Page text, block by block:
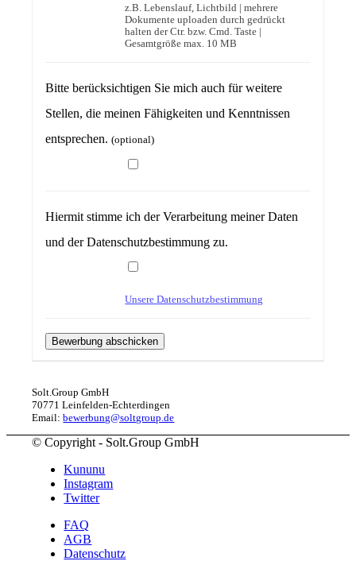
z.B. Lebenslauf, Lichtbild | mehrere
Dokumente uploaden durch gedrückt
halten der Ctr. bzw. Cmd. Taste |
Gesamtgröße max. 10 MB
Bitte berücksichtigen Sie mich auch für weitere
Stellen, die meinen Fähigkeiten und Kenntnissen
entsprechen.(optional)
Hiermit stimme ich der Verarbeitung meiner Daten
und der Datenschutzbestimmung zu.
Unsere Datenschutzbestimmung
Solt.Group GmbH
70771 Leinfelden-Echterdingen
Email:bewerbung@soltgroup.de
© Copyright - Solt.Group GmbH
Kununu
Instagram
Twitter
FAQ
AGB
Datenschutz